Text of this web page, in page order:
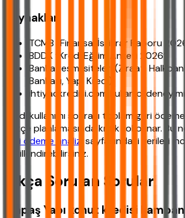
Kaynaklar
TCMB “Finansal İstikrar Raporu
BDDK “Kredi Eğilim Anketi 2026”
Banka resmi siteleri (Ziraat,
Bankası, Yapı Kredi)
ihtiyackredisi.com kullanıcı
Kredi kullanımı sonrası toplam geri
bütçe planlamasında kritik rol oynar. Bu
geri ödeme analizi sayfasındaki verileri
şekillendirebilirsiniz.
Sıkça Sorulan Sorular
Sinpaş Yapı konut kredisi